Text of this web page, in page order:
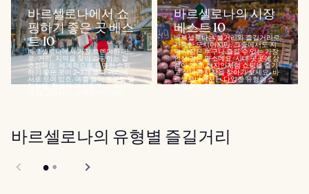
바르셀로나에서 쇼
핑하기 좋은 곳 베스
트 10
바르셀로나에서 가장 트렌디한 대
로, 거리, 지역을 찾아 쇼핑하는 걸
추천해요. 세계적으로 유명한 쇼핑
하기 좋은 곳이 2~3개 블록 거리에
서로 모여 있죠. 예를 들어 포르탈 델
일앙헬, 람블라 데 카탈루냐, 파세이
바르셀로나의 시장
베스트 10
바르셀로나는 볼거리와 즐길거리로
가득한 도시이지만, 그중에서도 지
역 시장은 누구나 즐길 수 있는 가장
인상 깊은 명소예요. 시내 곳곳에 상
점이 있고, 현지인처럼 쇼핑을 즐기
고 싶다면 시장을 찾아가 보세요. 바
르셀로나에서는 다양한 유형의 쇼
핑 경험을 할...
바르셀로나의 유형별 즐길거리